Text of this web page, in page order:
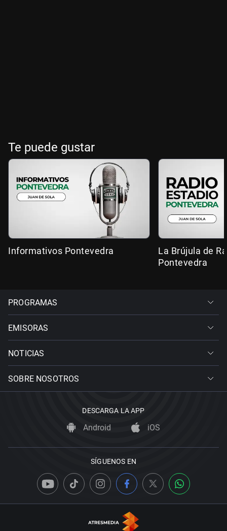
Te puede gustar
Informativos Pontevedra
La Brújula de
Pontevedra
PROGRAMAS
EMISORAS
NOTICIAS
SOBRE NOSOTROS
DESCARGA LA APP
Android iOS
SÍGUENOS EN